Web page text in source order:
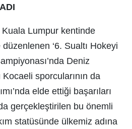
Kuala Lumpur kentinde
‘6. Sualtı Hokeyi
Deniz
Kocaeli sporcularının da
elde ettiği başarıları
gerçekleştirilen bu önemli
statüsünde ülkemiz adına